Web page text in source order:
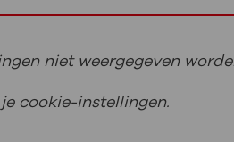
niet weergegeven
cookie-instellingen.